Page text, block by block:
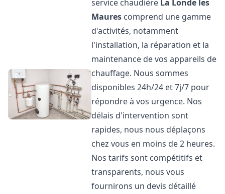
service chaudière La Londe les
Maures comprend une gamme
d'activités, notamment
l'installation, la réparation et la
maintenance de vos appareils de
chauffage. Nous sommes
disponibles 24h/24 et 7j/7 pour
répondre à vos urgence. Nos
délais d'intervention sont
rapides, nous nous déplaçons
chez vous en moins de 2 heures.
Nos tarifs sont compétitifs et
transparents, nous vous
fournirons un devis détaillé